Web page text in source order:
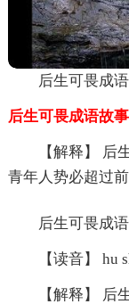
后生可畏成
后生可畏成语故事
【解释】 后
青年人势必超过
后生可畏成
【读音】 hu
【解释】 后